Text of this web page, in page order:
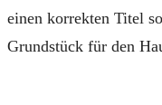
einen korrekten Titel
Grundstück für den